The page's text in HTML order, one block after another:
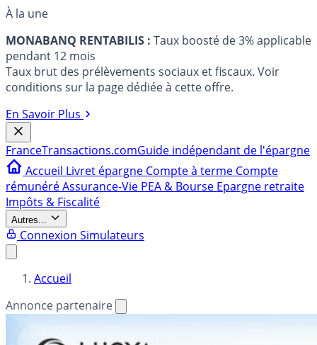
À la une
MONABANQ RENTABILIS : Taux boosté de 3% applicable
pendant 12 mois
Taux brut des prélèvements sociaux et fiscaux. Voir
conditions sur la page dédiée à cette offre.
En Savoir Plus
FranceTransactions.comGuide indépendant de l'épargne
Accueil Livret épargne Compte à terme Compte
rémunéréAssurance-Vie PEA & Bourse Epargne retraite
Impôts & Fiscalité
Autres...
Connexion Simulateurs
Accueil
Annonce partenaire